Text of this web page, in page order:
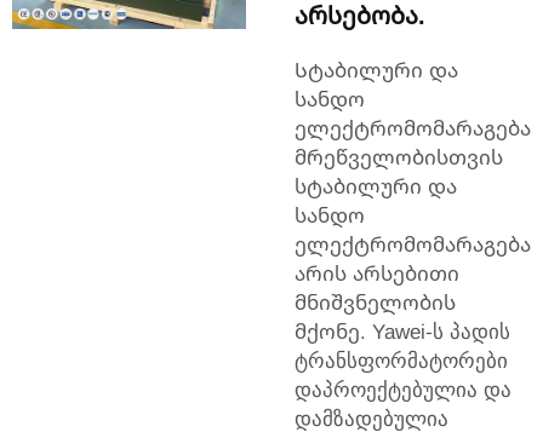
არსებობა.
Სტაბილური და
სანდო
ელექტრომომარაგება
მრეწველობისთვის
სტაბილური და
სანდო
ელექტრომომარაგება
არის არსებითი
მნიშვნელობის
მქონე. Yawei-ს პადის
ტრანსფორმატორები
დაპროექტებულია და
დამზადებულია